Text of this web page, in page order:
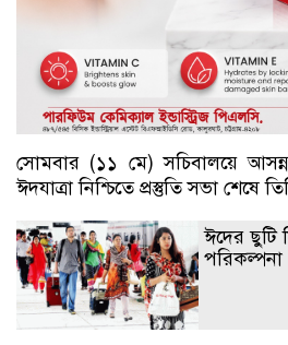
সোমবার (১১ মে) সচিবালয়ে
ঈদযাত্রা নিশ্চিতে প্রস্তুতি সভা শেষে
ঈদের ছুটি
পরিকল্পনা